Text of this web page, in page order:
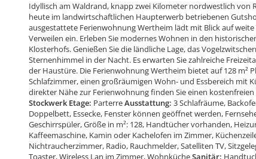
Idyllisch am Waldrand, knapp zwei Kilometer nordwestlich
heute im landwirtschaftlichen Haupterwerb betriebenen
ausgestattete Ferienwohnung Wertheim lädt mit Blick auf
Verweilen ein. Erleben Sie modernes Wohnen in den
Klosterhofs. Genießen Sie die ländliche Lage, das
Sternenhimmel in der Nacht. Es erwarten Sie zahlreiche
der Haustüre. Die Ferienwohnung Wertheim bietet auf 128 m²
Schlafzimmer, einen großräumigen Wohn- und Essbereich mit
direkter Nähe zur Ferienwohnung finden Sie einen
Stockwerk Etage: ParterreAusstattung: 3 Schlafräume,
Doppelbett, Essecke, Fenster können geöffnet werden,
Geschirrspüler, Größe in m²: 128, Handtücher vorhanden,
Kaffeemaschine, Kamin oder Kachelofen im Zimmer,
Nichtraucherzimmer, Radio, Rauchmelder, Satelliten TV,
Toaster, Wireless Lan im Zimmer, WohnkücheSanitär: